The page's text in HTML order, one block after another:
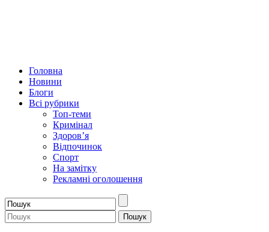
Головна
Новини
Блоги
Всі рубрики
Топ-теми
Кримінал
Здоров’я
Відпочинок
Спорт
На замітку
Рекламні оголошення